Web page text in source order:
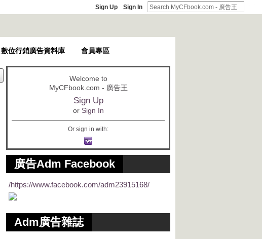
Sign Up Sign In
數位行銷廣告資料庫 會員專區
Welcome to
MyCFbook.com - 廣告王
Sign Up
or Sign In
Or sign in with:
廣告Adm Facebook
/https://www.facebook.com/adm23915168/
Adm廣告雜誌